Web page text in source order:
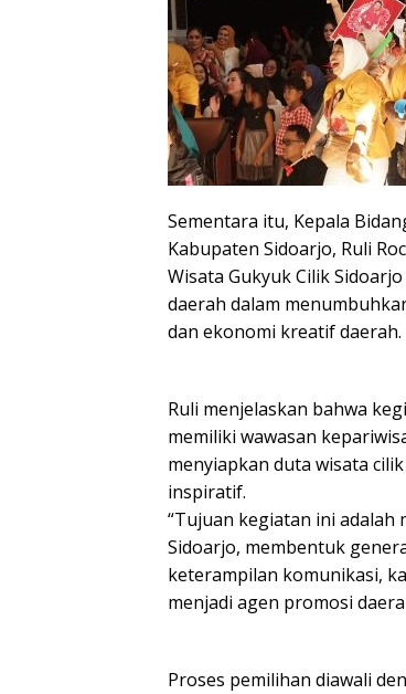
Sementara itu, Kepala
Kabupaten Sidoarjo, Ruli
Wisata Gukyuk Cilik
daerah dalam
dan ekonomi kreatif daerah.
Ruli menjelaskan bahwa
memiliki wawasan
menyiapkan duta wisata
inspiratif.
“Tujuan kegiatan ini adalah
Sidoarjo, membentuk
keterampilan komunikasi,
menjadi agen promosi
Proses pemilihan diawali